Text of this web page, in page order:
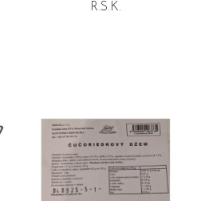
R.S.K.